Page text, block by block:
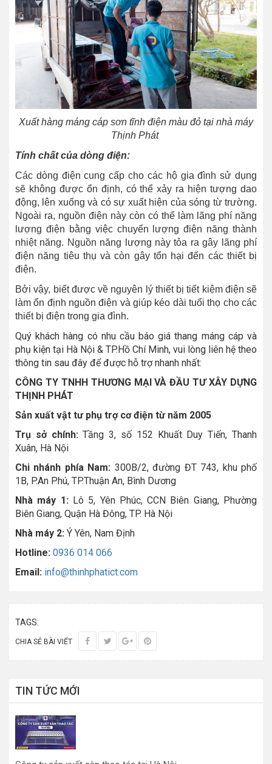
Xuất hàng máng cáp sơn tĩnh điện màu đỏ tại nhà máy
Thịnh Phát
Tính chất của dòng điện:
Các dòng điện cung cấp cho các hộ gia đình sử dụng
sẽ không được ổn định, có thể xảy ra hiện tượng dao
động, lên xuống và có sự xuất hiện của sóng từ trường.
Ngoài ra, nguồn điện này còn có thể làm lãng phí năng
lượng điện bằng việc chuyển lượng điện năng thành
nhiệt năng. Nguồn năng lượng này tỏa ra gây lãng phí
điện năng tiêu thụ và còn gây tổn hại đến các thiết bị
điện.
Bởi vậy, biết được về nguyên lý thiết bị tiết kiệm điện sẽ
làm ổn định nguồn điện và giúp kéo dài tuổi thọ cho các
thiết bị điện trong gia đình.
Quý khách hàng có nhu cầu báo giá thang máng cáp và
phụ kiện tại Hà Nội & TP.Hồ Chí Minh, vui lòng liên hệ theo
thông tin sau đây để được hỗ trợ nhanh nhất:
CÔNG TY TNHH THƯƠNG MẠI VÀ ĐẦU TƯ XÂY DỰNG
THỊNH PHÁT
Sản xuất vật tư phụ trợ cơ điện từ năm 2005
Trụ sở chính:Tầng 3, số 152 Khuất Duy Tiến, Thanh
Xuân, Hà Nội
Chi nhánh phía Nam: 300B/2, đường ĐT 743, khu phố
1B, P.An Phú, TP.Thuận An, Bình Dương
Nhà máy 1: Lô 5, Yên Phúc, CCN Biên Giang, Phường
Biên Giang, Quận Hà Đông, TP. Hà Nội
Nhà máy 2: Ý Yên, Nam Định
Hotline: 0936 014 066
Email: info@thinhphatict.com
TAGS:
CHIA SẺ BÀI VIẾT
TIN TỨC MỚI